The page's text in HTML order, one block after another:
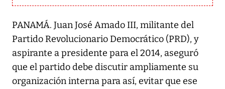
PANAMÁ. Juan José Amado III, militante del
Partido Revolucionario Democrático (PRD), y
aspirante a presidente para el 2014, aseguró
que el partido debe discutir ampliamente su
organización interna para así, evitar que ese